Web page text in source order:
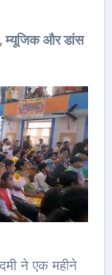
ने एक महीने